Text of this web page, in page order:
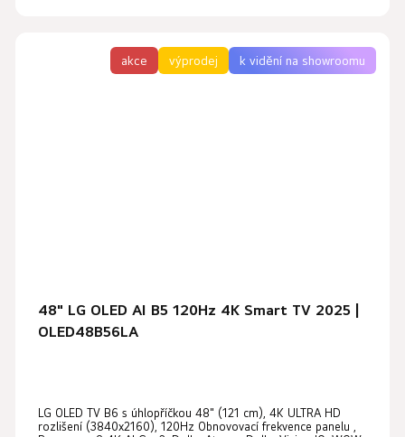
akce výprodej k vidění na showroomu
48" LG OLED AI B5 120Hz 4K Smart TV 2025 |
OLED48B56LA
hodnocení
LG OLED TV B6 s úhlopříčkou 48" (121 cm), 4K ULTRA HD
rozlišení (3840x2160), 120Hz Obnovovací frekvence panelu ,